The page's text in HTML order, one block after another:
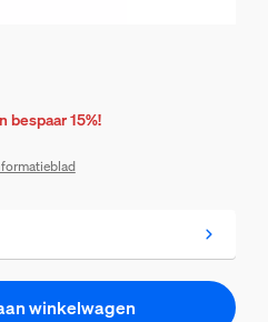
bespaar 15%!
winkelwagen